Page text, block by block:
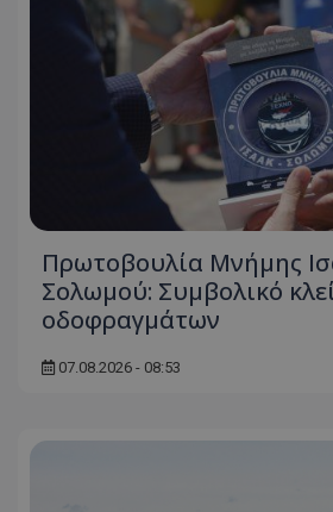
Πρωτοβουλία Μνήμης
Σολωμού: Συμβολικό
οδοφραγμάτων
07.08.2026 - 08:53